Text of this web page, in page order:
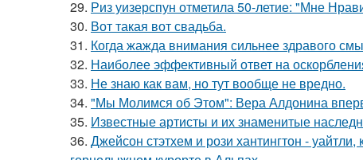
29. Риз уизерспун отметила 50-летие: "Мне
30. Вот такая вот свадьба.
31. Когда жажда внимания сильнее здравого
32. Наиболее эффективный ответ на
33. Не знаю как вам, но тут вообще не вредно.
34. "Мы Молимся об Этом": Вера Алдонина
35. Известные артисты и их знаменитые
36. Джейсон стэтхем и рози хантингтон -